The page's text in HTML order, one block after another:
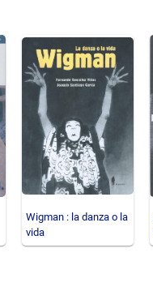
Wigman : la danza o la
vida